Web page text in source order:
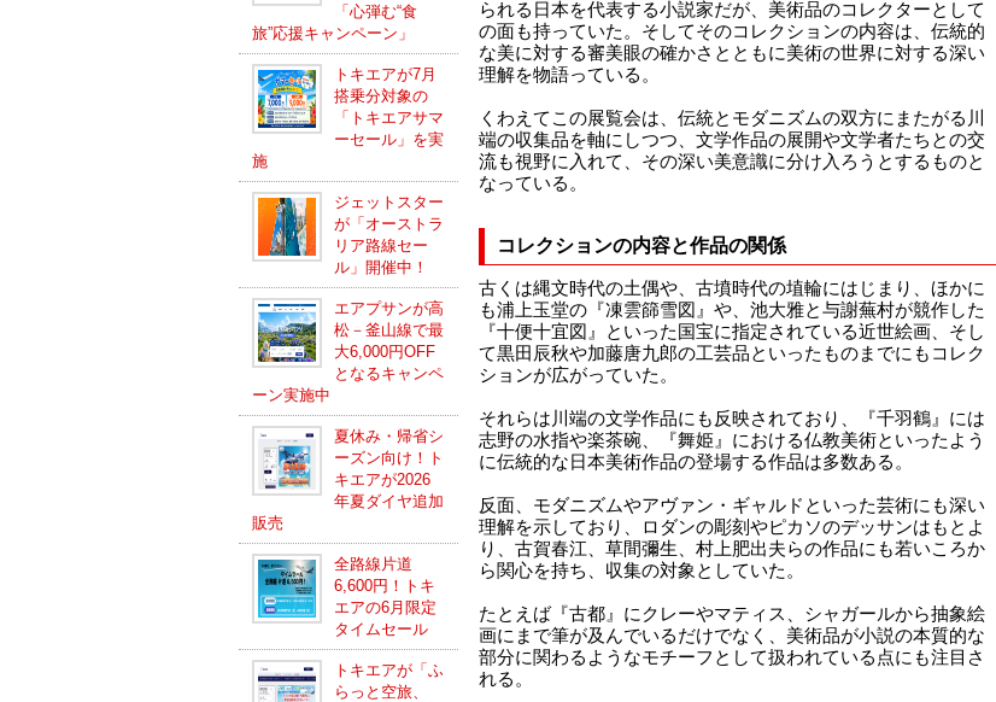
「心弾む“食
旅”応援キャンペーン」
トキエアが7月
搭乗分対象の
「トキエアサマ
ーセール」を実
施
ジェットスター
が「オーストラ
リア路線セー
ル」開催中！
エアプサンが高
松－釜山線で最
大6,000円OFF
となるキャンペ
ーン実施中
夏休み・帰省シ
ーズン向け！ト
キエアが2026
年夏ダイヤ追加
販売
全路線片道
6,600円！トキ
エアの6月限定
タイムセール
トキエアが「ふ
らっと空旅、
られる日本を代表する小説家だが、美術品のコレクターとして
の面も持っていた。そしてそのコレクションの内容は、伝統的
な美に対する審美眼の確かさとともに美術の世界に対する深い
理解を物語っている。
くわえてこの展覧会は、伝統とモダニズムの双方にまたがる川
端の収集品を軸にしつつ、文学作品の展開や文学者たちとの交
流も視野に入れて、その深い美意識に分け入ろうとするものと
なっている。
コレクションの内容と作品の関係
古くは縄文時代の土偶や、古墳時代の埴輪にはじまり、ほかに
も浦上玉堂の『凍雲篩雪図』や、池大雅と与謝蕪村が競作した
『十便十宜図』といった国宝に指定されている近世絵画、そし
て黒田辰秋や加藤唐九郎の工芸品といったものまでにもコレク
ションが広がっていた。
それらは川端の文学作品にも反映されており、『千羽鶴』には
志野の水指や楽茶碗、『舞姫』における仏教美術といったよう
に伝統的な日本美術作品の登場する作品は多数ある。
反面、モダニズムやアヴァン・ギャルドといった芸術にも深い
理解を示しており、ロダンの彫刻やピカソのデッサンはもとよ
り、古賀春江、草間彌生、村上肥出夫らの作品にも若いころか
ら関心を持ち、収集の対象としていた。
たとえば『古都』にクレーやマティス、シャガールから抽象絵
画にまで筆が及んでいるだけでなく、美術品が小説の本質的な
部分に関わるようなモチーフとして扱われている点にも注目さ
れる。